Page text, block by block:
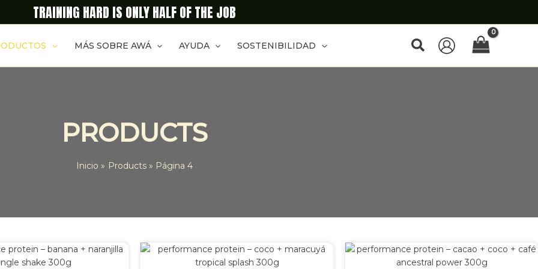
TRAINING HARD IS ONLY HALF OF THE JOB
MÁS SOBRE AWÁ AYUDA SOSTENIBILIDAD Buscar
PRODUCTS
Inicio Products Página 4